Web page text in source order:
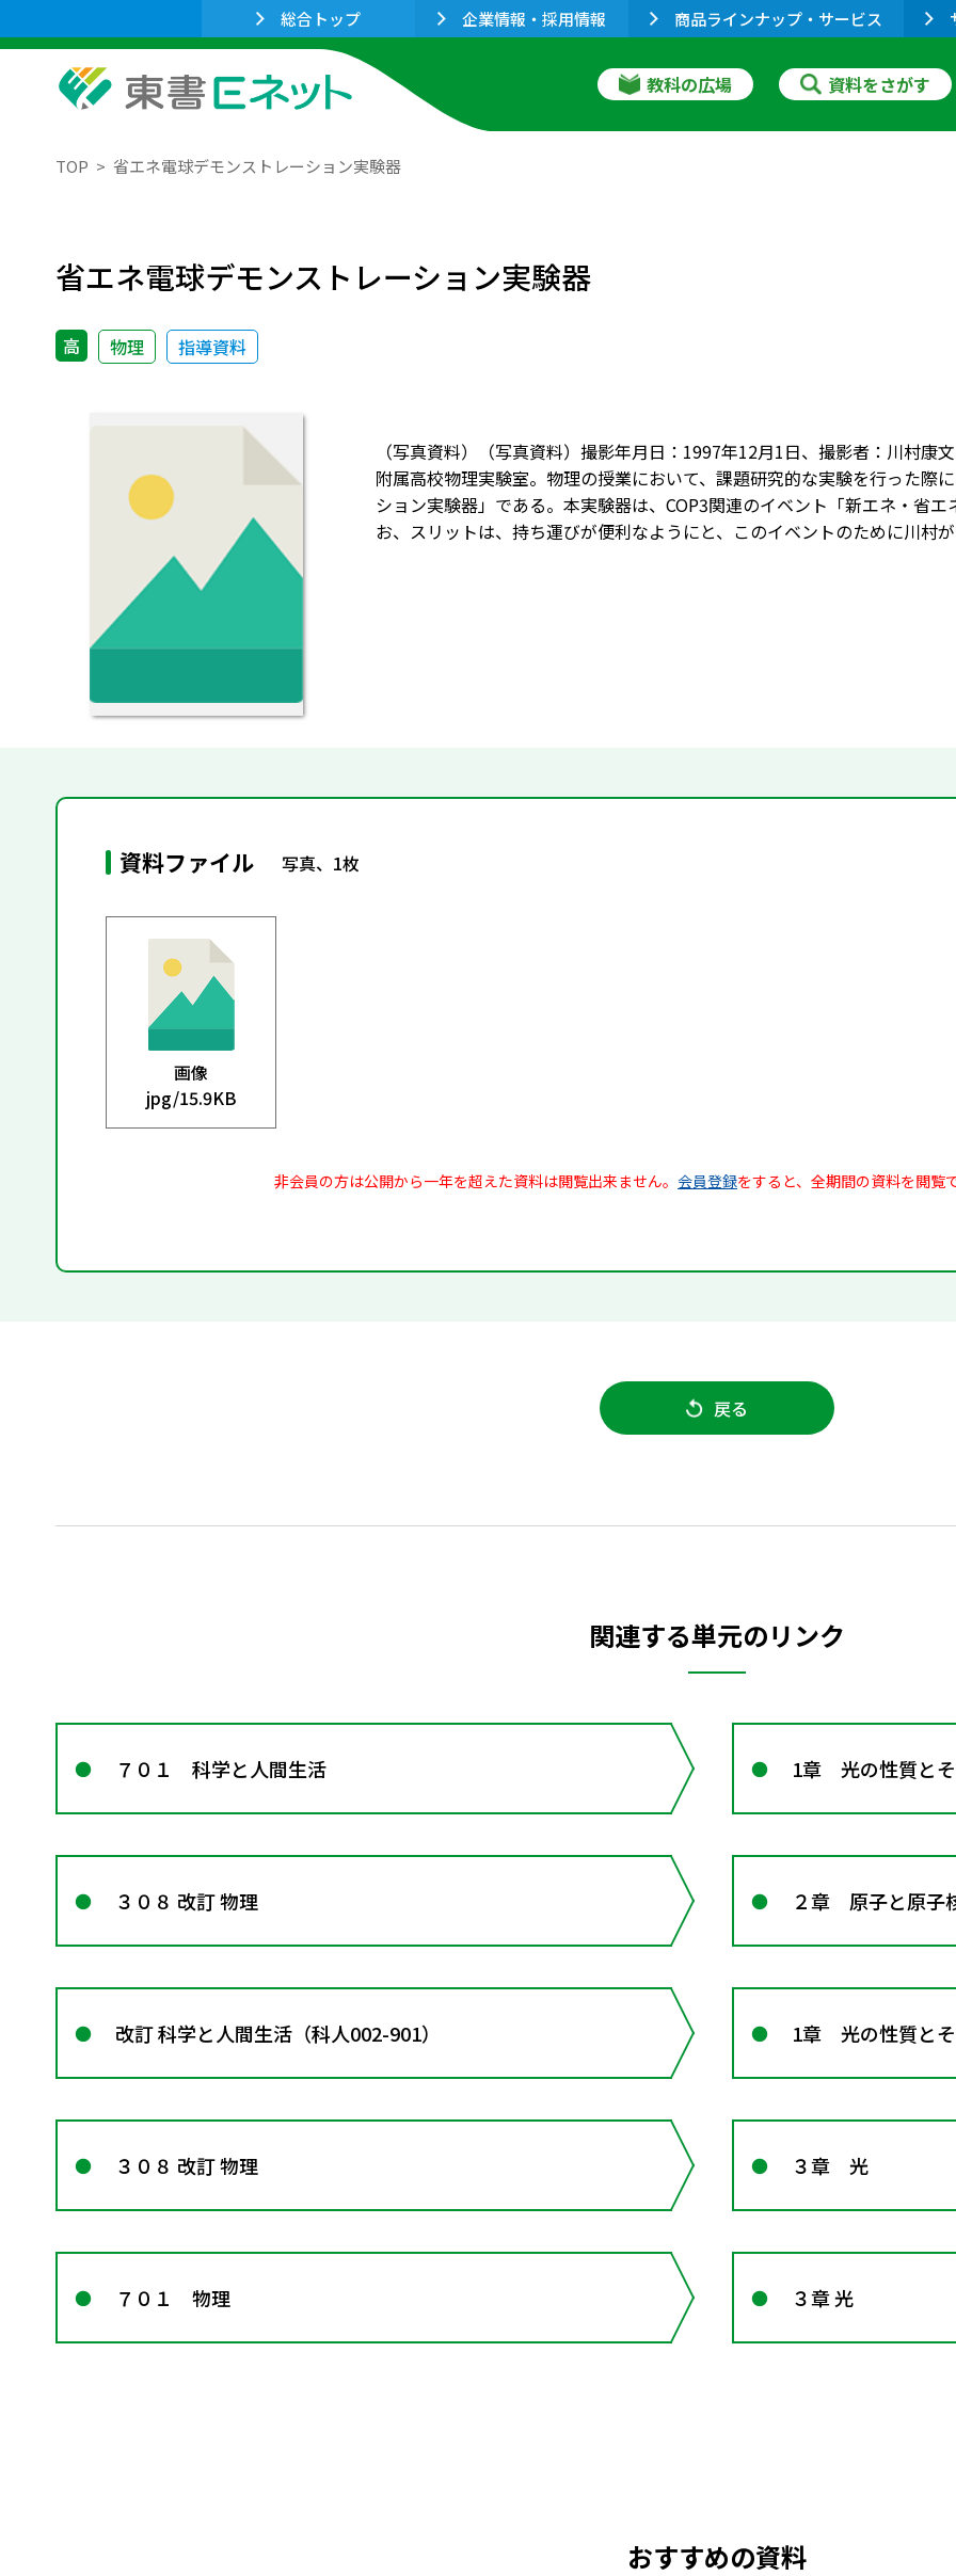
総合トップ 企業情報・採用情報 商品ラインナップ・サービス
教科の広場 資料をさがす
TOP 省エネ電球デモンストレーション実験器
省エネ電球デモンストレーション実験器
高 物理 指導資料
（写真資料）（写真資料）撮影年月日：1997年12月1日、撮影者：川村
附属高校物理実験室。物理の授業において、課題研究的な実験を行った際
ション実験器」である。本実験器は、COP3関連のイベント「新エネ・省
お、スリットは、持ち運びが便利なようにと、このイベントのために川村
資料ファイル 写真、1枚
画像
jpg/15.9KB
非会員の方は公開から一年を超えた資料は閲覧出来ません。 会員登録をすると、全期間の資料を閲覧
戻る
関連する単元のリンク
７０１ 科学と人間生活 1章 光の性質と
３０８ 改訂 物理 ２章 原子と原子
改訂 科学と人間生活（科人002-901） 1章 光の性質と
３０８ 改訂 物理 ３章 光
７０１ 物理 ３章 光
おすすめの資料